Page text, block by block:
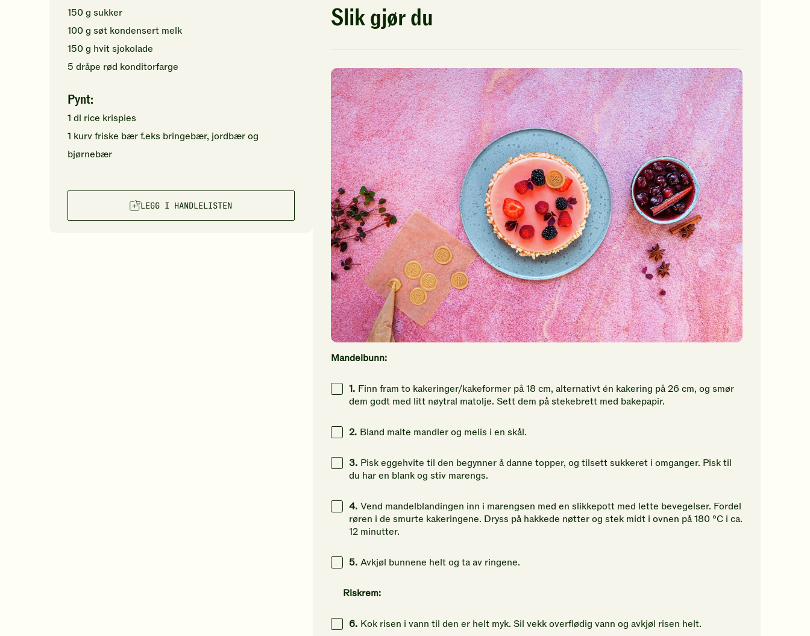
150g sukker
100g søt kondensert melk
150g hvit sjokolade
5 dråpe rød konditorfarge
Pynt:
1 dl rice krispies
1 kurvfriske bærf.eks bringebær, jordbær og
bjørnebær
LEGG I HANDLELISTEN
Slik gjør du
Mandelbunn:
1. Finn fram to kakeringer/kakeformer på 18 cm, alternativt én kakering på 26 cm, og smør
dem godt med litt nøytral matolje. Sett dem på stekebrett med bakepapir.
2. Bland malte mandler og melis i en skål.
3. Pisk eggehvite til den begynner å danne topper, og tilsett sukkeret i omganger. Pisk til
du har en blank og stiv marengs.
4. Vend mandelblandingen inn i marengsen med en slikkepott med lette bevegelser. Fordel
røren i de smurte kakeringene. Dryss på hakkede nøtter og stek midt i ovnen på 180 °C i ca.
12 minutter.
5. Avkjøl bunnene helt og ta av ringene.
Riskrem:
6. Kok risen i vann til den er helt myk. Sil vekk overflødig vann og avkjøl risen helt.